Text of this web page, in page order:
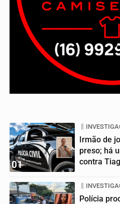
01
Irmão de
preso; há
contra
Polícia